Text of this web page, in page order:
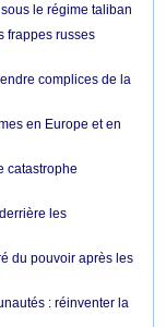
le régime taliban
frappes russes
complices de la
en Europe et en
catastrophe
les
du pouvoir après les
: réinventer la